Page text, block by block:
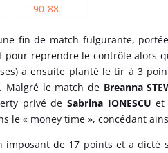
90-88
fin de match fulgurante,
pour reprendre le contrôle alors
a ensuite planté le tir à 3
Malgré le match de Breanna
privé deSabrina IONESCU et
le « money time », concédant
imposant de 17 points et a dicté